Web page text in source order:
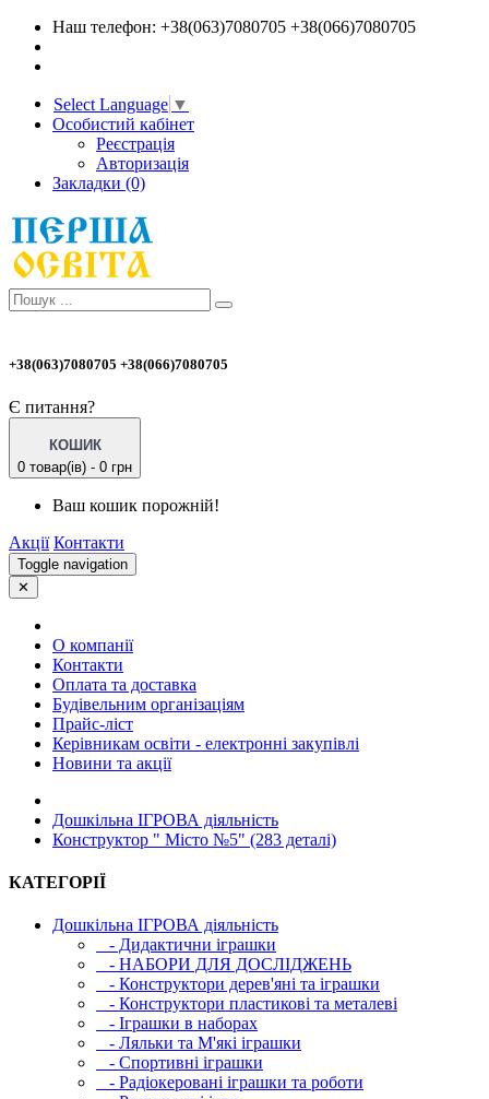
Наш телефон: +38(063)7080705 +38(066)7080705
Select Language ▼
Особистий кабінет
Реєстрація
Авторизація
Закладки (0)
+38(063)7080705 +38(066)7080705
Є питання?
КОШИК
0 товар(ів) - 0 грн
Ваш кошик порожній!
Акції Контакти
Toggle navigation
✕
О компанії
Контакти
Оплата та доставка
Будівельним організаціям
Прайс-ліст
Керівникам освіти - електронні закупівлі
Новини та акції
Дошкільна ІГРОВА діяльність
Конструктор " Місто №5" (283 деталі)
КАТЕГОРІЇ
Дошкільна ІГРОВА діяльність
- Дидактични іграшки
- НАБОРИ ДЛЯ ДОСЛІДЖЕНЬ
- Конструктори дерев'яні та іграшки
- Конструктори пластикові та металеві
- Іграшки в наборах
- Ляльки та М'які іграшки
- Спортивні іграшки
- Радіокеровані іграшки та роботи